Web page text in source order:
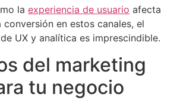
la experiencia de usuario afecta
en estos canales, el
UX y analítica es imprescindible.
del marketing
tu negocio